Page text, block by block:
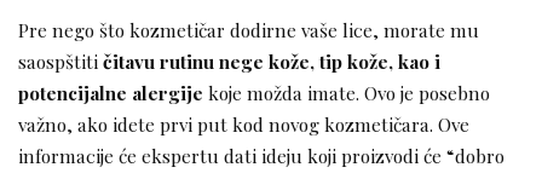
Pre nego što kozmetičar dodirne vaše lice, morate mu
saospštitičitavu rutinu nege kože, tip kože, kao i
potencijalne alergije koje možda imate. Ovo je posebno
važno, ako idete prvi put kod novog kozmetičara. Ove
informacije će ekspertu dati ideju koji proizvodi će “dobro